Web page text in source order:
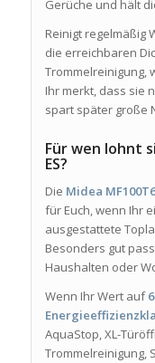
Gerüche und hält
Reinigt regelmäßig
die erreichbaren
Trommelreinigung,
Ihr merkt, dass sie
spart später große
Für wen lohnt
ES?
Die Midea
für Euch, wenn Ihr
ausgestattete
Besonders gut
Haushalten oder
Wenn Ihr Wert auf
AquaStop, XL-
Trommelreinigung,